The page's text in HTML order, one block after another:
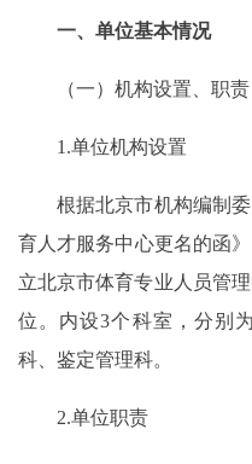
一、单位基本情况
（一）机构设置、职责
1.单位机构设置
根据北京市机构编制委
育人才服务中心更名的函
立北京市体育专业人员管
位。内设3个科室，分别
科、鉴定管理科。
2.单位职责